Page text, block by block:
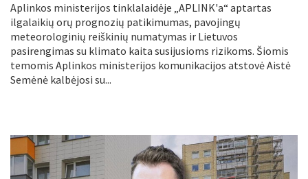
Aplinkos ministerijos tinklalaidėje „APLINK'a“ aptartas
ilgalaikių orų prognozių patikimumas, pavojingų
meteorologinių reiškinių numatymas ir Lietuvos
pasirengimas su klimato kaita susijusioms rizikoms. Šiomis
temomis Aplinkos ministerijos komunikacijos atstovė Aistė
Semėnė kalbėjosi su...